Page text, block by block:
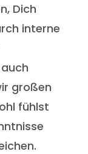
Dich
interne
großen
fühlst